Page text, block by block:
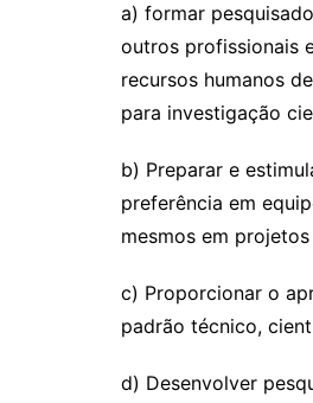
a) formar
outros profissionais
recursos humanos
para investigação
b) Preparar e
preferência em
mesmos em
c) Proporcionar o
padrão técnico,
d) Desenvolver